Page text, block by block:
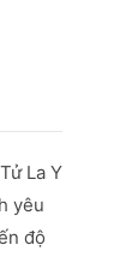
La Y
yêu
độ